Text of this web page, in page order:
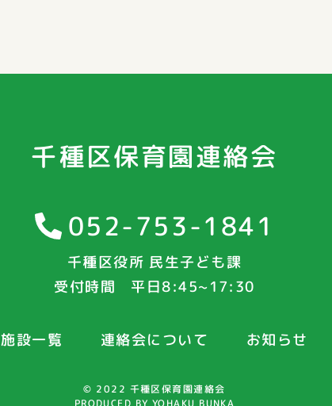
千種区保育園連絡会
052-753-1841
千種区役所 民生子ども課
受付時間 平日8:45~17:30
施設一覧 連絡会について お知らせ
© 2022 千種区保育園連絡会
PRODUCED BY YOHAKU BUNKA